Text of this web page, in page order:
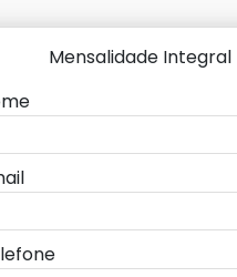
Mensalidade Integral